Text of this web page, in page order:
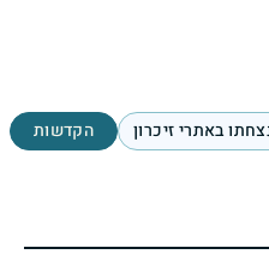
באתרי זיכרון הקדשות